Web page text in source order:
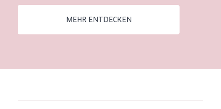
Jedes alter
Reife Haut
MEHR ENTDECKEN